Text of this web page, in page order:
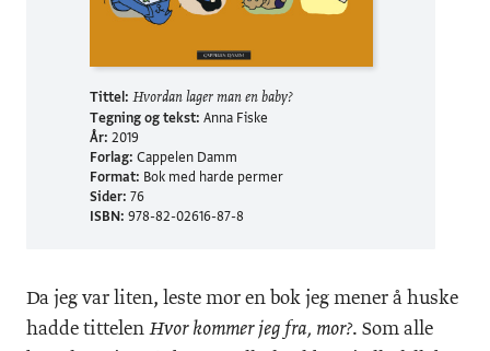
Tittel: Hvordan lager man en baby?
Tegning og tekst: Anna Fiske
År: 2019
Forlag: Cappelen Damm
Format: Bok med harde permer
Sider: 76
ISBN: 978-82-02616-87-8
Da jeg var liten, leste mor en bok jeg mener å huske
hadde tittelen Hvor kommer jeg fra, mor?. Som alle